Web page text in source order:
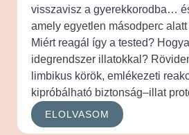
visszavisz a gyerekkorodba…
amely egyetlen másodperc
Miért reagál így a tested?
idegrendszer illatokkal?
limbikus körök, emlékezeti
kipróbálható biztonság–illat
ELOLVASOM